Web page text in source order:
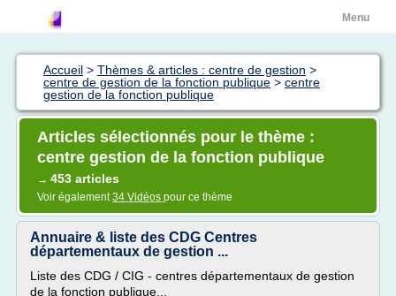
Menu
Accueil > Thèmes & articles : centre de gestion >
centre de gestion de la fonction publique > centre
gestion de la fonction publique
Articles sélectionnés pour le thème :
centre gestion de la fonction publique
→ 453 articles
Voir également34 Vidéos pour ce thème
Annuaire & liste des CDG Centres
départementaux de gestion ...
Liste des CDG / CIG - centres départementaux de gestion
de la fonction publique...